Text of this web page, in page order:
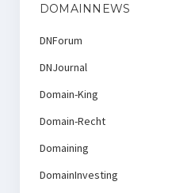
DOMAINNEWS
DNForum
DNJournal
Domain-King
Domain-Recht
Domaining
DomainInvesting